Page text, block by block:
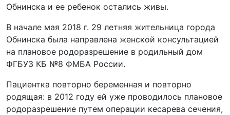
Обнинска и ее ребенок остались живы.
В начале мая 2018 г. 29 летняя жительница города
Обнинска была направлена женской консультацией
на плановое родоразрешение в родильный дом
ФГБУЗ КБ №8 ФМБА России.
Пациентка повторно беременная и повторно
родящая: в 2012 году ей уже проводилось плановое
родоразрешение путем операции кесарева сечения,